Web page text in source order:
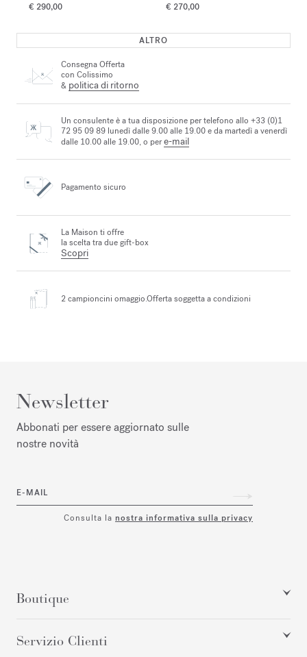
€ 290,00
€ 270,00
ALTRO
Consegna Offerta
con Colissimo
& politica di ritorno
Un consulente è a tua disposizione per telefono allo +33 (0)1
72 95 09 89 lunedì dalle 9.00 alle 19.00 e da martedì a venerdì
dalle 10.00 alle 19.00, o pere-mail
Pagamento sicuro
La Maison ti offre
la scelta tra due gift-box
Scopri
2 campioncini omaggio.Offerta soggetta a condizioni
Newsletter
Abbonati per essere aggiornato sulle
nostre novità
E-MAIL
Consulta la nostra informativa sulla privacy
Boutique
Servizio Clienti